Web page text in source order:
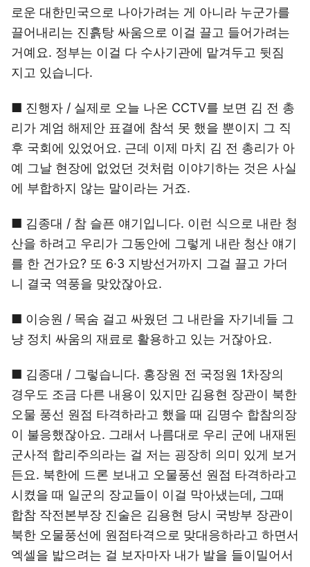
로운 대한민국으로 나아가려는 게 아니라 누군가를
끌어내리는 진흙탕 싸움으로 이걸 끌고 들어가려는
거예요. 정부는 이걸 다 수사기관에 맡겨두고 뒷짐
지고 있습니다.
■ 진행자 / 실제로 오늘 나온 CCTV를 보면 김 전 총
리가 계엄 해제안 표결에 참석 못 했을 뿐이지 그 직
후 국회에 있었어요. 근데 이제 마치 김 전 총리가 아
예 그날 현장에 없었던 것처럼 이야기하는 것은 사실
에 부합하지 않는 말이라는 거죠.
■ 김종대 / 참 슬픈 얘기입니다. 이런 식으로 내란 청
산을 하려고 우리가 그동안에 그렇게 내란 청산 얘기
를 한 건가요? 또 6·3 지방선거까지 그걸 끌고 가더
니 결국 역풍을 맞았잖아요.
■ 이승원 / 목숨 걸고 싸웠던 그 내란을 자기네들 그
냥 정치 싸움의 재료로 활용하고 있는 거잖아요.
■ 김종대 / 그렇습니다. 홍장원 전 국정원 1차장의
경우도 조금 다른 내용이 있지만 김용현 장관이 북한
오물 풍선 원점 타격하라고 했을 때 김명수 합참의장
이 불응했잖아요. 그래서 나름대로 우리 군에 내재된
군사적 합리주의라는 걸 저는 굉장히 의미 있게 보거
든요. 북한에 드론 보내고 오물풍선 원점 타격하라고
시켰을 때 일군의 장교들이 이걸 막아냈는데, 그때
합참 작전본부장 진술은 김용현 당시 국방부 장관이
북한 오물풍선에 원점타격으로 맞대응하라고 하면서
엑셀을 밟으려는 걸 보자마자 내가 발을 들이밀어서